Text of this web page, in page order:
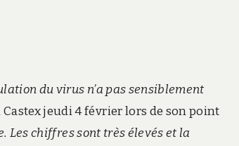
du virus n’a pas sensiblement
Castex jeudi 4 février lors de son point
Les chiffres sont très élevés et la